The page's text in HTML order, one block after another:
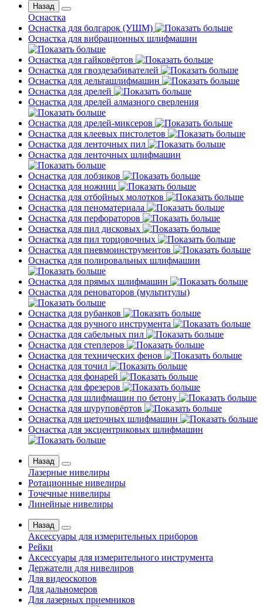
Назад
Оснастка
Оснастка для болгарок (УШМ)
Оснастка для вибрационных шлифмашин
Оснастка для гайковёртов
Оснастка для гвоздезабивателей
Оснастка для дельташлифмашин
Оснастка для дрелей
Оснастка для дрелей алмазного сверления
Оснастка для дрелей-миксеров
Оснастка для клеевых пистолетов
Оснастка для ленточных пил
Оснастка для ленточных шлифмашин
Оснастка для лобзиков
Оснастка для ножниц
Оснастка для отбойных молотков
Оснастка для пеноматериала
Оснастка для перфораторов
Оснастка для пил дисковых
Оснастка для пил торцовочных
Оснастка для пневмоинструментов
Оснастка для полировальных шлифмашин
Оснастка для прямых шлифмашин
Оснастка для реноваторов (мультитулы)
Оснастка для рубанков
Оснастка для ручного инструмента
Оснастка для сабельных пил
Оснастка для степлеров
Оснастка для технических фенов
Оснастка для точил
Оснастка для фонарей
Оснастка для фрезеров
Оснастка для шлифмашин по бетону
Оснастка для шуруповёртов
Оснастка для щеточных шлифмашин
Оснастка для эксцентриковых шлифмашин
Назад
Лазерные нивелиры
Ротационные нивелиры
Точечные нивелиры
Линейные нивелиры
Назад
Аксессуары для измерительных приборов
Рейки
Аксессуары для измерительного инструмента
Держатели для нивелиров
Для видеоскопов
Для дальномеров
Для лазерных приемников